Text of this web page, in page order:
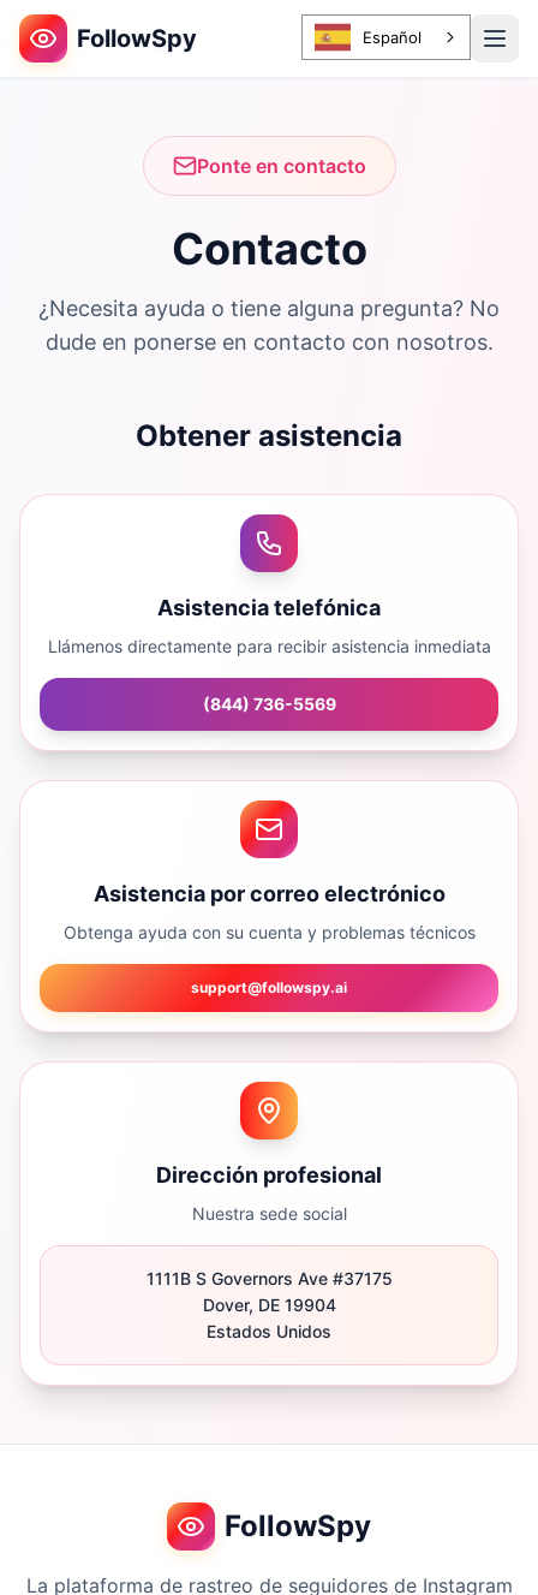
FollowSpy Español
Ponte en contacto
Contacto
¿Necesita ayuda o tiene alguna pregunta? No
dude en ponerse en contacto con nosotros.
Obtener asistencia
Asistencia telefónica
Llámenos directamente para recibir asistencia inmediata
(844) 736-5569
Asistencia por correo electrónico
Obtenga ayuda con su cuenta y problemas técnicos
support@followspy.ai
Dirección profesional
Nuestra sede social
1111B S Governors Ave #37175
Dover, DE 19904
Estados Unidos
FollowSpy
La plataforma de rastreo de seguidores de Instagram